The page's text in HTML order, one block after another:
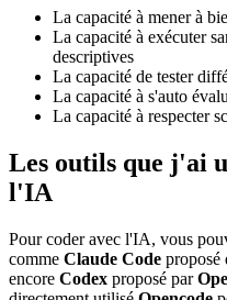
La capacité à mener à
La capacité à exécuter
descriptives
La capacité de tester
La capacité à s'auto
La capacité à respecter
Les outils que j'ai
l'IA
Pour coder avec l'IA, vous
comme Claude Code proposé
encore Codex proposé par